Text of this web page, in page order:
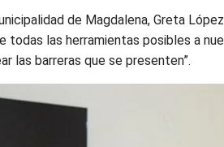
de Magdalena, Greta
todas las herramientas posibles a
las barreras que se presenten”.